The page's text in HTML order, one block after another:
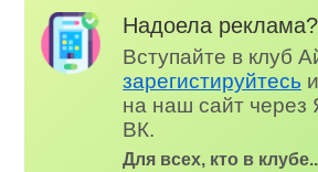
Надоела реклама?
Вступайте в клуб
зарегистируйтесь
на наш сайт через
ВК.
Для всех, кто в